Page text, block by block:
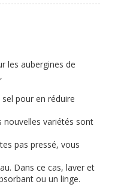
les aubergines de
pour en réduire
nouvelles variétés sont
pas pressé, vous
Dans ce cas, laver et
ou un linge.